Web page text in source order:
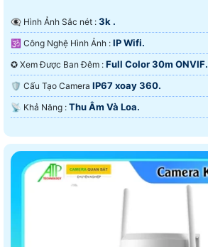
👁️‍🗨 Hình Ảnh Sắc nét : 3k .
🕉️ Công Nghệ Hình Ảnh : IP Wifi.
✪ Xem Được Ban Đêm : Full Color 30m ONVIF.
🛡 Cấu Tạo Camera IP67 xoay 360.
️📡 Khả Năng : Thu Âm Và Loa.